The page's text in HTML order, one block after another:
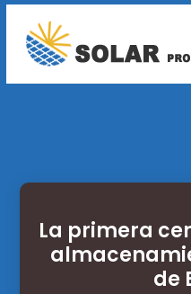
La primera
de